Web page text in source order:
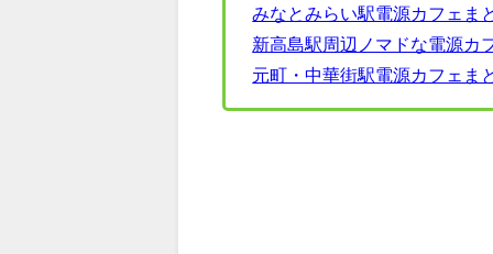
みなとみらい駅電源カフェま
新高島駅周辺ノマドな電源カ
元町・中華街駅電源カフェま